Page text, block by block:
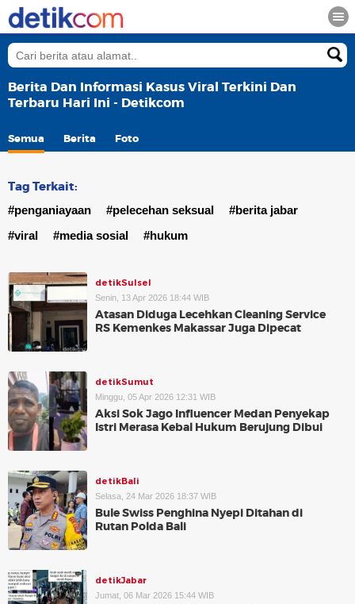
Berita Dan Informasi Kasus Viral Terkini Dan
Terbaru Hari Ini - Detikcom
Semua Berita Foto
Tag Terkait:
#penganiayaan #pelecehan seksual
#berita jabar
#viral
#media sosial #hukum
detikSulsel
Senin, 13 Apr 2026 18:44 WIB
Atasan Diduga Lecehkan Cleaning Service
RS Kemenkes Makassar Juga Dipecat
detikSumut
Minggu, 05 Apr 2026 12:31 WIB
Aksi Sok Jago Influencer Medan Penyekap
Istri Merasa Kebal Hukum Berujung Dibui
detikBali
Selasa, 24 Mar 2026 18:37 WIB
Bule Swiss Penghina Nyepi Ditahan di
Rutan Polda Bali
detikJabar
Jumat, 06 Mar 2026 15:44 WIB